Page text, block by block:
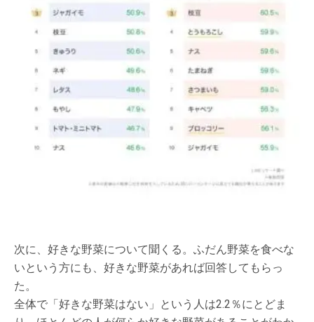
次に、好きな野菜について聞くる。ふだん野菜を食べな
いという方にも、好きな野菜があれば回答してもらっ
た。
全体で「好きな野菜はない」という人は2.2％にとどま